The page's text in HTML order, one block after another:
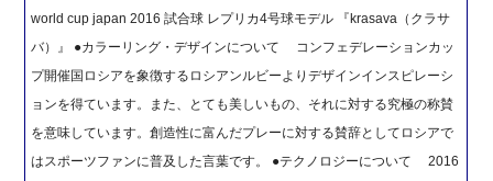
world cup japan 2016 試合球 レプリカ4号球モデル 『krasava（クラサ
バ）』 ●カラーリング・デザインについて コンフェデレーションカッ
プ開催国ロシアを象徴するロシアンルビーよりデザインインスピレーシ
ョンを得ています。また、とても美しいもの、それに対する究極の称賛
を意味しています。創造性に富んだプレーに対する賛辞としてロシアで
はスポーツファンに普及した言葉です。 ●テクノロジーについて 2016